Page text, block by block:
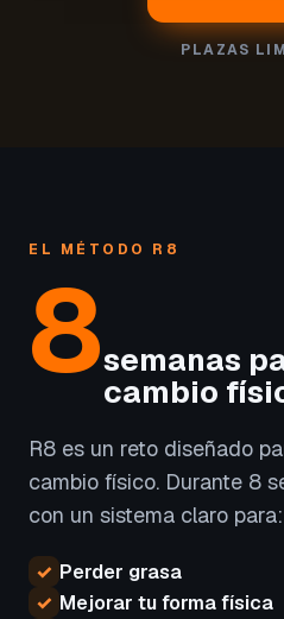
PLAZAS
EL MÉTODO R8
8semanas
cambio
R8 es un reto diseñado
cambio físico. Durante 8
con un sistema claro para:
✓ Perder grasa
✓ Mejorar tu forma física